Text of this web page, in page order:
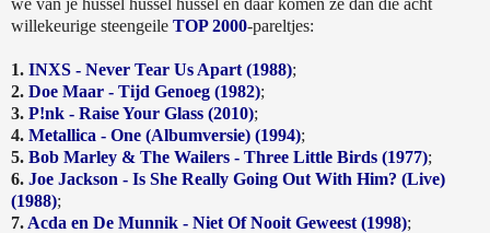
willekeurige steengeile TOP 2000-pareltjes:
1. INXS - Never Tear Us Apart (1988);
2. Doe Maar - Tijd Genoeg (1982);
3. P!nk - Raise Your Glass (2010);
4. Metallica - One (Albumversie) (1994);
5. Bob Marley & The Wailers - Three Little Birds (1977);
6. Joe Jackson - Is She Really Going Out With Him? (Live)
(1988);
7. Acda en De Munnik - Niet Of Nooit Geweest (1998);